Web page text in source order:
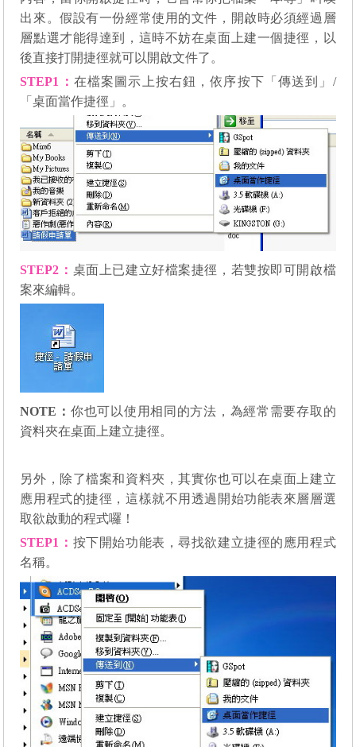
出來。假設有一份經常使用的文件，開啟時必須經過層
層點選才能得達到，這時不妨在桌面上建一個捷徑，以
後直接打開捷徑就可以開啟文件了。
STEP1
： 在檔案圖示上按右鈕，依序按下「傳送到」/
「桌面當作捷徑」。
STEP2 ： 桌面上已建立好檔案捷徑，若雙按即可開啟檔
案來編輯。
NOTE： 你也可以使用相同的方法，為經常需要存取的
資料夾在桌面上建立捷徑。
另外，除了檔案和資料夾，其實你也可以在桌面上建立
應用程式的捷徑，這樣就不用透過開始功能表來層層選
取欲啟動的程式囉！
STEP1 ： 按下開始功能表，尋找欲建立捷徑的應用程式
名稱。